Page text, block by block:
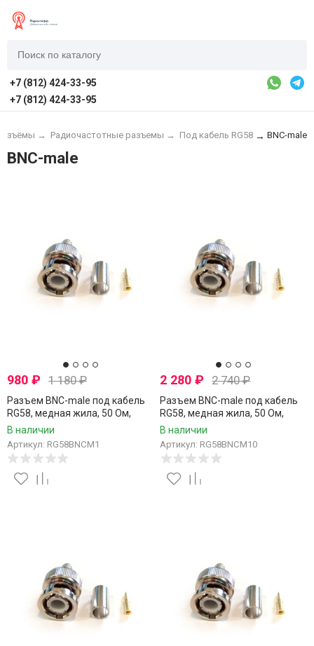
+7 (812) 424-33-95
+7 (812) 424-33-95
→ Радиочастотные разъемы → Под кабель RG58 → BNC-male
BNC-male
980 ₽ 1 180₽
Разъем BNC-male под кабель
RG58, медная жила, 50 Ом,
обжимной под пайку, 1 шт
В наличии
Артикул: RG58BNCM1
2 280₽ 2 740₽
Разъем BNC-male под кабель
RG58, медная жила, 50 Ом,
обжимной под пайку, 10 шт
В наличии
Артикул: RG58BNCM10